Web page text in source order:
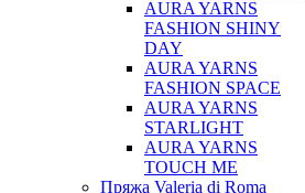
AURA YARNS
FASHION SHINY
DAY
AURA YARNS
FASHION SPACE
AURA YARNS
STARLIGHT
AURA YARNS
TOUCH ME
Пряжа Valeria di Roma